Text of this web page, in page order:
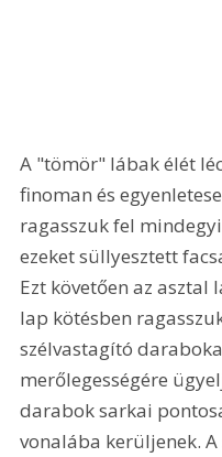
A "tömör" lábak élét
finoman és
ragasszuk fel
ezeket süllyesztett
Ezt követően az asztal
lap kötésben
szélvastagító
merőlegességére
darabok sarkai
vonalába kerüljenek.